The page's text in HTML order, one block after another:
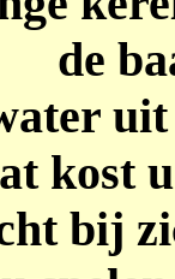
de
kost
bij